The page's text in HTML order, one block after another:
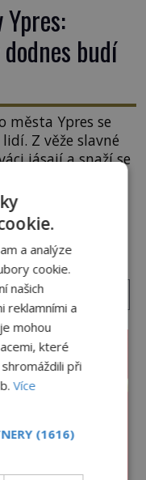
budí
města Ypres se
Z věže slavné
jásají a snaží se
zvířata, ale
to ale bylo jinak.
jeden z
zvyků […]
›
a analýze
cookie.
našich
reklamními a
mohou
které
při
Více
(1616)